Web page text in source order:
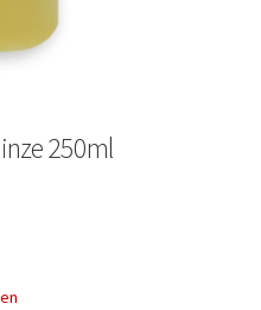
250ml